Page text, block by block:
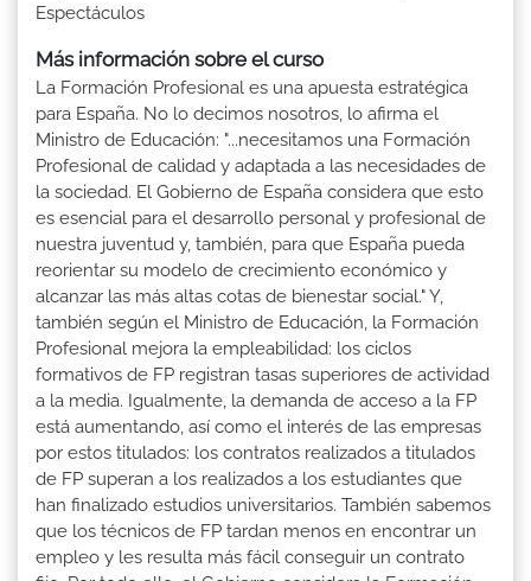
Espectáculos
Más información sobre el curso
La Formación Profesional es una apuesta estratégica
para España. No lo decimos nosotros, lo afirma el
Ministro de Educación: "...necesitamos una Formación
Profesional de calidad y adaptada a las necesidades de
la sociedad. El Gobierno de España considera que esto
es esencial para el desarrollo personal y profesional de
nuestra juventud y, también, para que España pueda
reorientar su modelo de crecimiento económico y
alcanzar las más altas cotas de bienestar social." Y,
también según el Ministro de Educación, la Formación
Profesional mejora la empleabilidad: los ciclos
formativos de FP registran tasas superiores de actividad
a la media. Igualmente, la demanda de acceso a la FP
está aumentando, así como el interés de las empresas
por estos titulados: los contratos realizados a titulados
de FP superan a los realizados a los estudiantes que
han finalizado estudios universitarios. También sabemos
que los técnicos de FP tardan menos en encontrar un
empleo y les resulta más fácil conseguir un contrato